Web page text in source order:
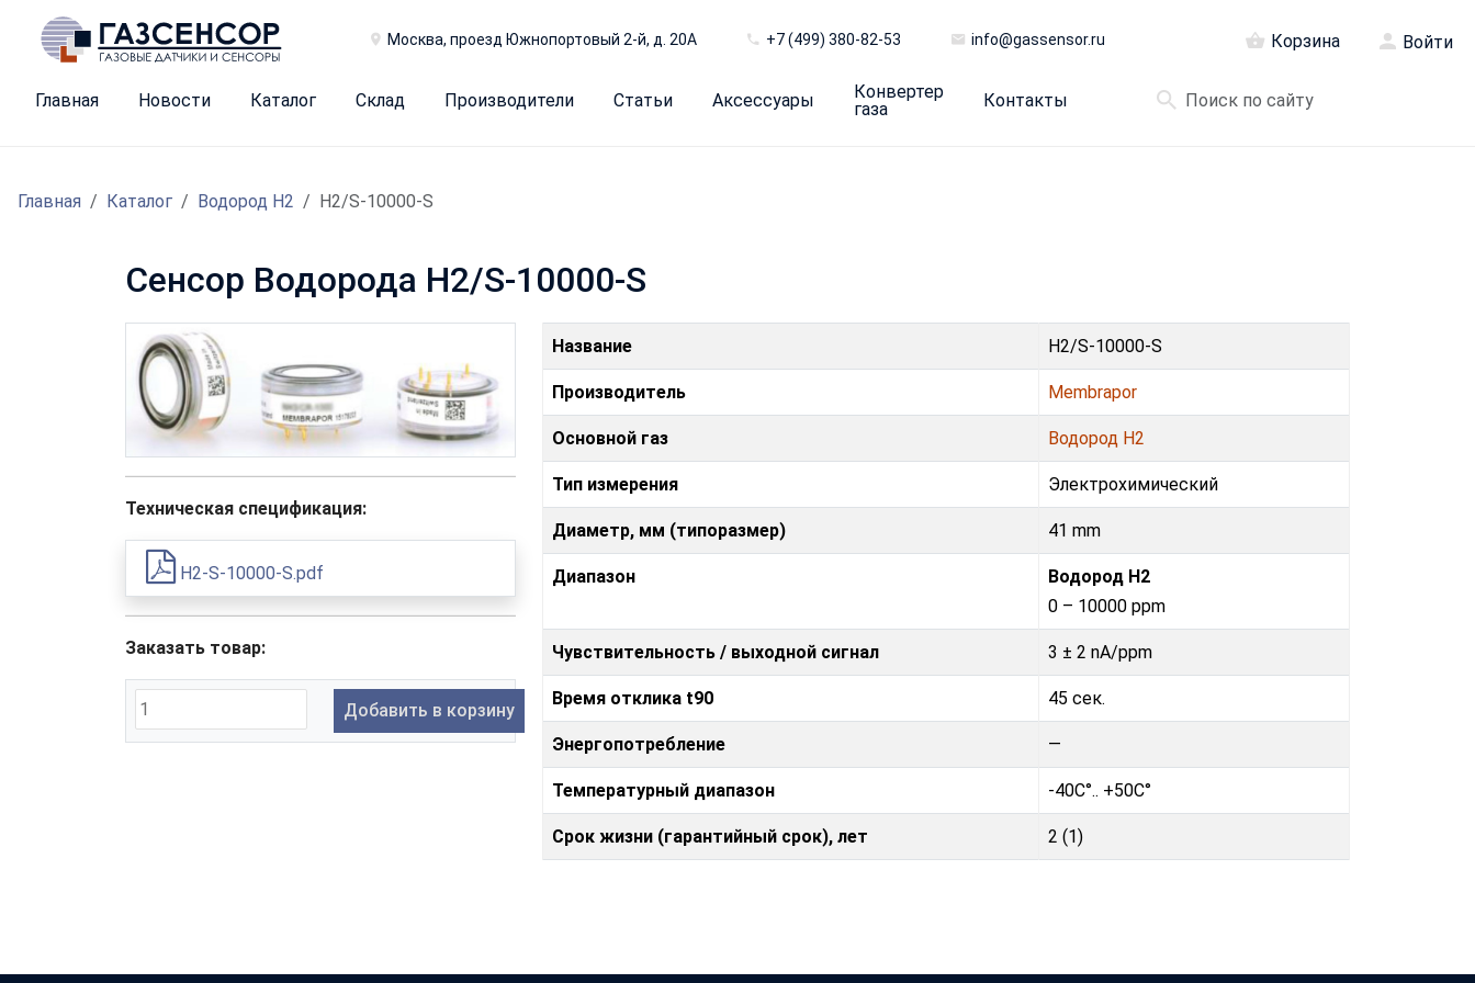
Москва, проезд Южнопортовый 2-й, д. 20А +7 (499) 380-82-53 info@gassensor.ru Корзина Войти
Главная Новости Каталог Склад Производители Статьи Аксессуары
Конвертер
газа
Контакты
Главная Каталог Водород H2 H2/S-10000-S
Сенсор Водорода H2/S-10000-S
Техническая спецификация:
H2-S-10000-S.pdf
Заказать товар:
Добавить в корзину
Название H2/S-10000-S
Производитель Membrapor
Основной газ Водород H2
Тип измерения Электрохимический
Диаметр, мм (типоразмер) 41 mm
Диапазон
Водород H2
0 – 10000 ppm
Чувствительность / выходной сигнал 3 ± 2 nA/ppm
Время отклика t90 45 сек.
Энергопотребление —
Температурный диапазон -40C°.. +50C°
Срок жизни (гарантийный срок), лет 2 (1)